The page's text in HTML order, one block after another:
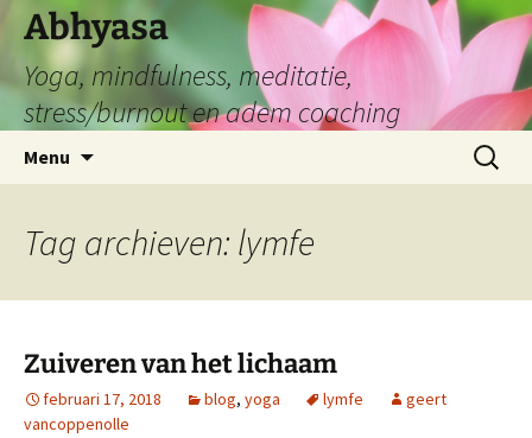
Abhyasa
Yoga, mindfulness, meditatie,
stress/burnout en adem coaching
Menu
inhoud
Zoeken
naar:
Tag archieven: lymfe
Zuiveren van het lichaam
februari 17, 2018 blog, yoga lymfe
geert
vancoppenolle